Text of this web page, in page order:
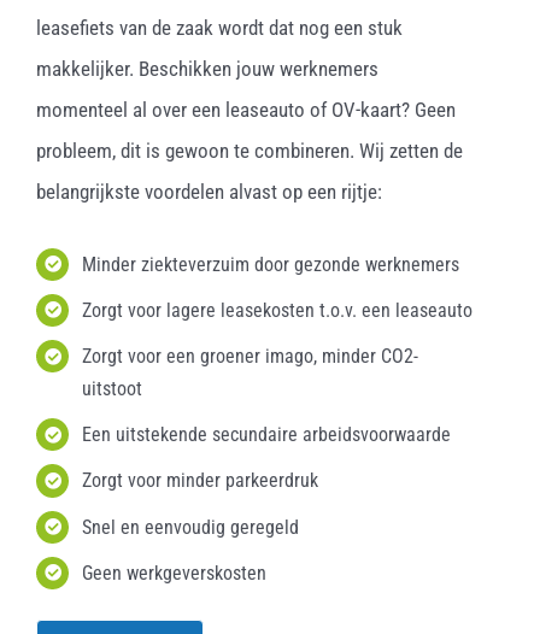
leasefiets van de zaak wordt dat nog een stuk
makkelijker. Beschikken jouw werknemers
momenteel al over een leaseauto of OV-kaart? Geen
probleem, dit is gewoon te combineren. Wij zetten de
belangrijkste voordelen alvast op een rijtje:
Minder ziekteverzuim door gezonde werknemers
Zorgt voor lagere leasekosten t.o.v. een leaseauto
Zorgt voor een groener imago, minder CO2-
uitstoot
Een uitstekende secundaire arbeidsvoorwaarde
Zorgt voor minder parkeerdruk
Snel en eenvoudig geregeld
Geen werkgeverskosten